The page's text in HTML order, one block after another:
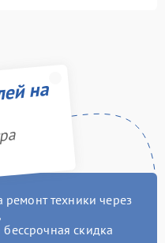
на
техники через
бессрочная скидка